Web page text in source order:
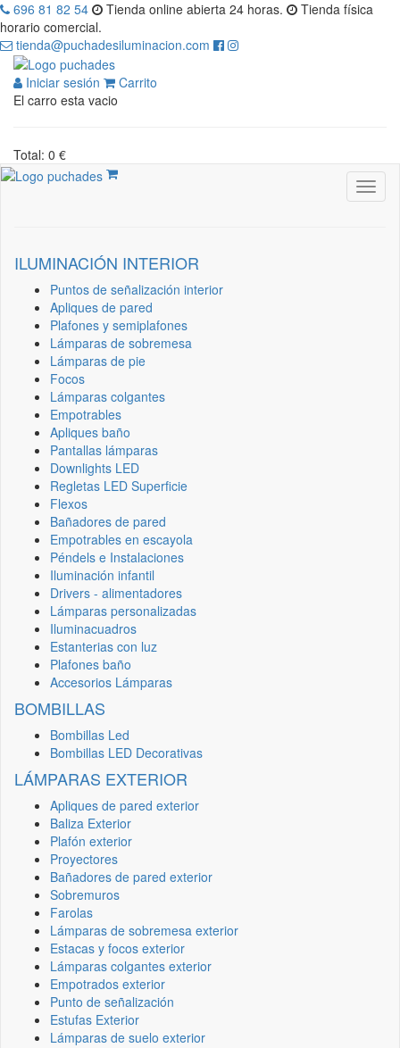
696 81 82 54 Tienda online abierta 24 horas.
Tienda física
horario comercial.
tienda@puchadesiluminacion.com
Iniciar sesión
Carrito
El carro esta vacio
Total: 0 €
ILUMINACIÓN INTERIOR
Puntos de señalización interior
Apliques de pared
Plafones y semiplafones
Lámparas de sobremesa
Lámparas de pie
Focos
Lámparas colgantes
Empotrables
Apliques baño
Pantallas lámparas
Downlights LED
Regletas LED Superficie
Flexos
Bañadores de pared
Empotrables en escayola
Péndels e Instalaciones
Iluminación infantil
Drivers - alimentadores
Lámparas personalizadas
Iluminacuadros
Estanterias con luz
Plafones baño
Accesorios Lámparas
BOMBILLAS
Bombillas Led
Bombillas LED Decorativas
LÁMPARAS EXTERIOR
Apliques de pared exterior
Baliza Exterior
Plafón exterior
Proyectores
Bañadores de pared exterior
Sobremuros
Farolas
Lámparas de sobremesa exterior
Estacas y focos exterior
Lámparas colgantes exterior
Empotrados exterior
Punto de señalización
Estufas Exterior
Lámparas de suelo exterior